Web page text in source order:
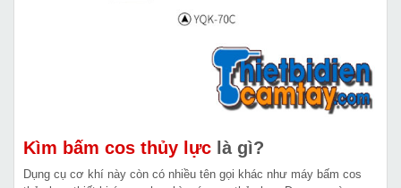
Kìm bấm cos thủy lực là gì?
Dụng cụ cơ khí này còn có nhiều tên gọi khác như máy bấm cos